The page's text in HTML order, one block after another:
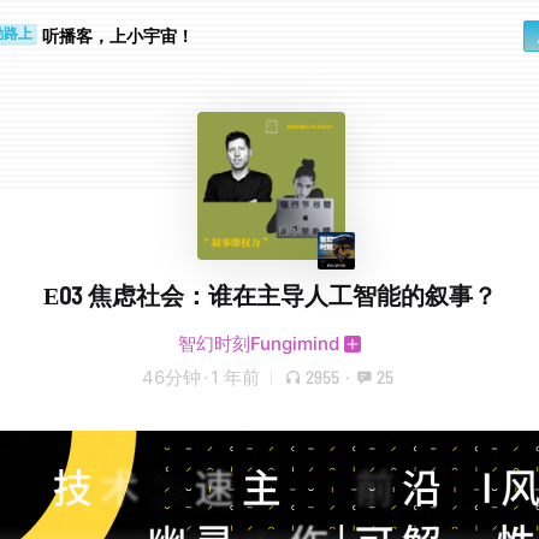
上 听播客，上小宇宙！
E03 焦虑社会：谁在主导人工智能的叙事？
智幻时刻Fungimind
46分钟 · 1 年前 2955 · 25